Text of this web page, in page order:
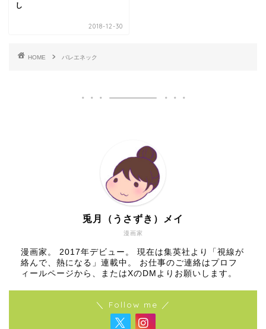
し
2018-12-30
HOME バレエネック
漫画家
兎月（うさずき）メイ
漫画家。 2017年デビュー。 現在は集英社より「視線が
絡んで、熱になる」連載中。 お仕事のご連絡はプロフ
ィールページから、またはXのDMよりお願いします。
＼ Follow me ／